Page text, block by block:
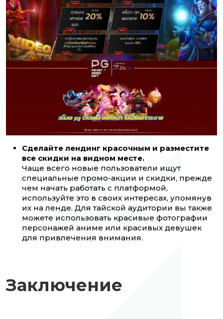
Сделайте лендинг красочным и разместите
все скидки на видном месте.
Чаще всего новые пользователи ищут
специальные промо-акции и скидки, прежде
чем начать работать с платформой,
используйте это в своих интересах, упомянув
их на ленде. Для тайской аудитории вы также
можете использовать красивые фотографии
персонажей аниме или красивых девушек
для привлечения внимания.
Заключение